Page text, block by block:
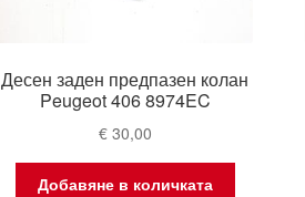
Десен заден предпазен колан
Peugeot 406 8974EC
€30,00
Добавяне в количката